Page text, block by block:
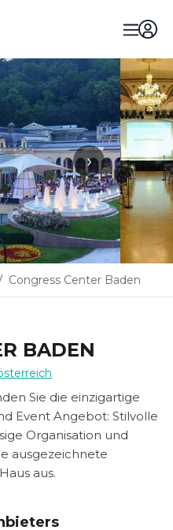
›
Congress Center Baden
BADEN
Sie die einzigartige
Event Angebot: Stilvolle
Organisation und
ausgezeichnete
aus.